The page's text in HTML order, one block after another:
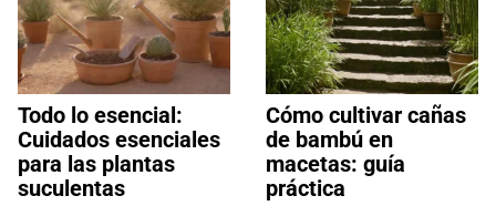
Todo lo esencial:
Cuidados esenciales
para las plantas
suculentas
Cómo cultivar cañas
de bambú en
macetas: guía
práctica